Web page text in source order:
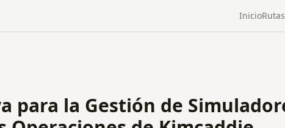
InicioRutas
para la Gestión de